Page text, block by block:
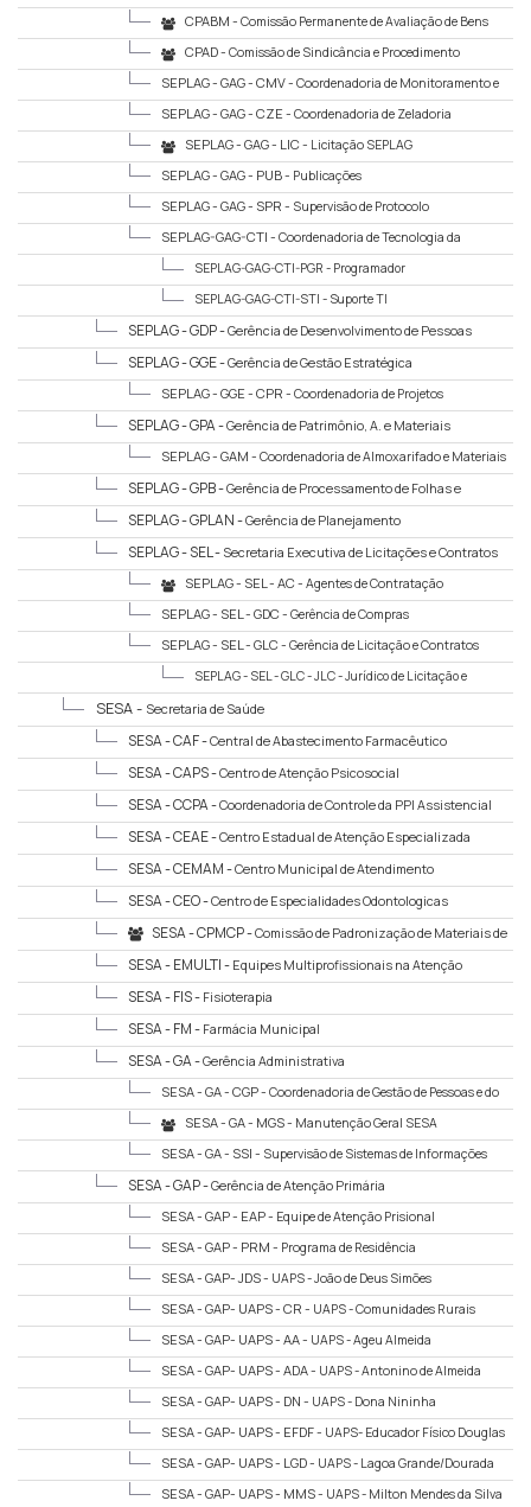
CPABM - Comissão Permanente de Avaliação de Bens
CPAD - Comissão de Sindicância e Procedimento
Administrativo DisciplinarSEPLAG - GAG - CMV - Coordenadoria de Monitoramento e
Vigilância Patrimonial
SEPLAG - GAG - CZE - Coordenadoria de Zeladoria
SEPLAG - GAG - LIC - Licitação SEPLAG
SEPLAG - GAG - PUB - Publicações
SEPLAG - GAG - SPR - Supervisão de Protocolo
SEPLAG-GAG-CTI - Coordenadoria de Tecnologia da
SEPLAG-GAG-CTI-PGR - Programador
SEPLAG-GAG-CTI-STI - Suporte TI
SEPLAG - GDP -Gerência de Desenvolvimento de Pessoas
SEPLAG - GGE -Gerência de Gestão Estratégica
SEPLAG - GGE - CPR - Coordenadoria de Projetos
SEPLAG - GPA -Gerência de Patrimônio, A. e Materiais
SEPLAG - GAM - Coordenadoria de Almoxarifado e Materiais
SEPLAG - GPB -Gerência de Processamento de Folhas e
SEPLAG - GPLAN -Gerência de Planejamento
SEPLAG - SEL - Secretaria Executiva de Licitações e Contratos
SEPLAG - SEL - AC - Agentes de Contratação
SEPLAG - SEL - GDC - Gerência de Compras
SEPLAG - SEL - GLC - Gerência de Licitação e Contratos
SEPLAG - SEL - GLC - JLC -Jurídico de Licitação e
Contratos
SESA - Secretaria de Saúde
SESA - CAF -Central de Abastecimento Farmacêutico
SESA - CAPS -Centro de Atenção Psicosocial
SESA - CCPA -Coordenadoria de Controle da PPI Assistencial
SESA - CEAE -Centro Estadual de Atenção Especializada
SESA - CEMAM -Centro Municipal de Atendimento
Multidisciplinar
SESA - CEO -Centro de Especialidades Odontologicas
SESA - CPMCP -Comissão de Padronização de Materiais de
Consumo e PermanenteSESA - EMULTI - Equipes Multiprofissionais na Atenção
Primária à Saúde SESA - FIS - Fisioterapia
SESA - FM - Farmácia Municipal
SESA - GA -Gerência Administrativa
SESA - GA - CGP - Coordenadoria de Gestão de Pessoas e do
Sistema de Inf. em Saúde
SESA - GA - MGS - Manutenção Geral SESA
SESA - GA - SSI - Supervisão de Sistemas de Informações
SESA - GAP -Gerência de Atenção Primária
SESA - GAP - EAP - Equipe de Atenção Prisional
SESA - GAP - PRM - Programa de Residência
SESA - GAP- JDS - UAPS - João de Deus Simões
SESA - GAP- UAPS - CR - UAPS - Comunidades Rurais
SESA - GAP- UAPS - AA - UAPS - Ageu Almeida
SESA - GAP- UAPS - ADA - UAPS - Antonino de Almeida
SESA - GAP- UAPS - DN - UAPS - Dona Nininha
SESA - GAP- UAPS - EFDF - UAPS- Educador Físico Douglas
Frederico Miranda BatistaSESA - GAP- UAPS - LGD - UAPS - Lagoa Grande/Dourada
SESA - GAP- UAPS - MMS - UAPS - Milton Mendes da Silva